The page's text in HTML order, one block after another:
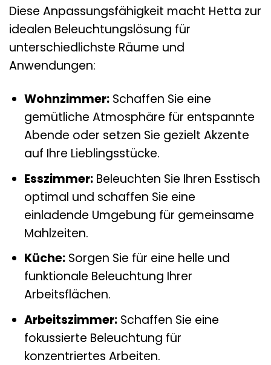
Diese Anpassungsfähigkeit macht Hetta zur
idealen Beleuchtungslösung für
unterschiedlichste Räume und
Anwendungen:
Wohnzimmer:Schaffen Sie eine
gemütliche Atmosphäre für entspannte
Abende oder setzen Sie gezielt Akzente
auf Ihre Lieblingsstücke.
Esszimmer:Beleuchten Sie Ihren Esstisch
optimal und schaffen Sie eine
einladende Umgebung für gemeinsame
Mahlzeiten.
Küche:Sorgen Sie für eine helle und
funktionale Beleuchtung Ihrer
Arbeitsflächen.
Arbeitszimmer:Schaffen Sie eine
fokussierte Beleuchtung für
konzentriertes Arbeiten.